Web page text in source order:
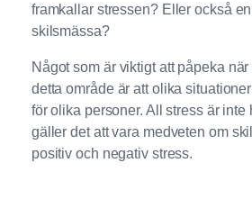
framkallar stressen? Eller också
skilsmässa?
Något som är viktigt att påpeka
detta område är att olika
för olika personer. All stress är
gäller det att vara medveten om
positiv och negativ stress.